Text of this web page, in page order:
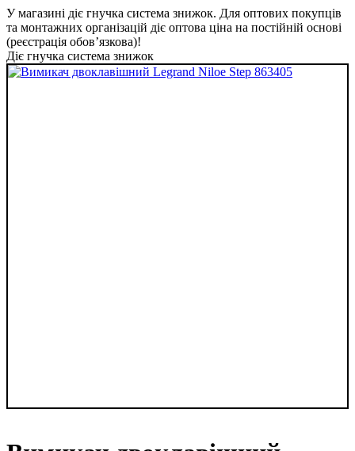
У магазині діє гнучка система знижок. Для оптових покупців
та монтажних організацій діє оптова ціна на постійній основі
(реєстрація обов’язкова)!
Діє гнучка система знижок